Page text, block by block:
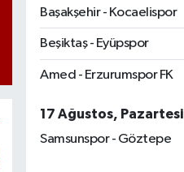
Başakşehir - Kocaelispor
Beşiktaş - Eyüpspor
Amed - Erzurumspor FK
17 Ağustos, Pazartesi
Samsunspor - Göztepe